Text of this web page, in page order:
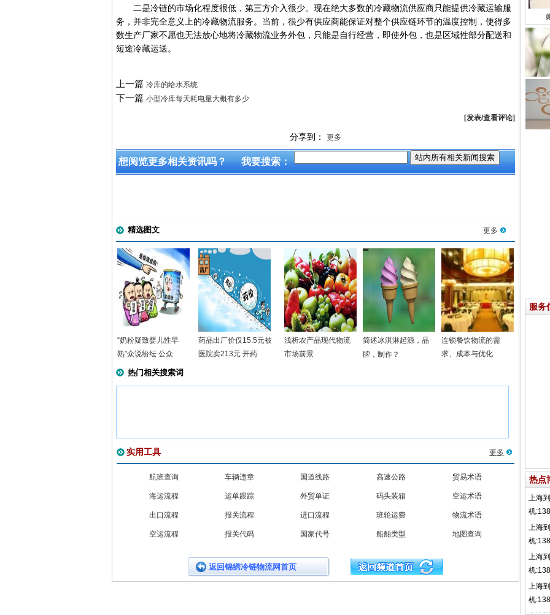
二是冷链的市场化程度很低，第三方介入很少。现在绝大多数的冷藏物流供应商只能提供冷藏运输服
务，并非完全意义上的冷藏物流服务。当前，很少有供应商能保证对整个供应链环节的温度控制，使得多
数生产厂家不愿也无法放心地将冷藏物流业务外包，只能是自行经营，即使外包，也是区域性部分配送和
短途冷藏运送。
上一篇 冷库的给水系统
下一篇 小型冷库每天耗电量大概有多少
[发表/查看评论]
分享到： 更多
想阅览更多相关资讯吗？ 我要搜索：
精选图文 更多
“奶粉疑致婴儿性早
熟”众说纷纭 公众
药品出厂价仅15.5元被
医院卖213元 开药
浅析农产品现代物流
市场前景
简述冰淇淋起源，品
牌，制作？
连锁餐饮物流的需
求、成本与优化
热门相关搜索词
实用工具 更多
航班查询 车辆违章 国道线路 高速公路 贸易术语
海运流程 运单跟踪 外贸单证 码头装箱 空运术语
出口流程 报关流程 进口流程 班轮运费 物流术语
空运流程 报关代码 国家代号 船舶类型 地图查询
返回锦绣冷链物流网首页
服务
热点